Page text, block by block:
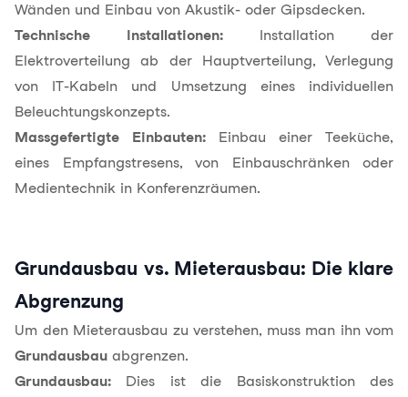
Wänden und Einbau von Akustik- oder Gipsdecken.
Technische Installationen: Installation der
Elektroverteilung ab der Hauptverteilung, Verlegung
von IT-Kabeln und Umsetzung eines individuellen
Beleuchtungskonzepts.
Massgefertigte Einbauten: Einbau einer Teeküche,
eines Empfangstresens, von Einbauschränken oder
Medientechnik in Konferenzräumen.
Grundausbau vs. Mieterausbau: Die klare
Abgrenzung
Um den Mieterausbau zu verstehen, muss man ihn vom
Grundausbau abgrenzen.
Grundausbau: Dies ist die Basiskonstruktion des